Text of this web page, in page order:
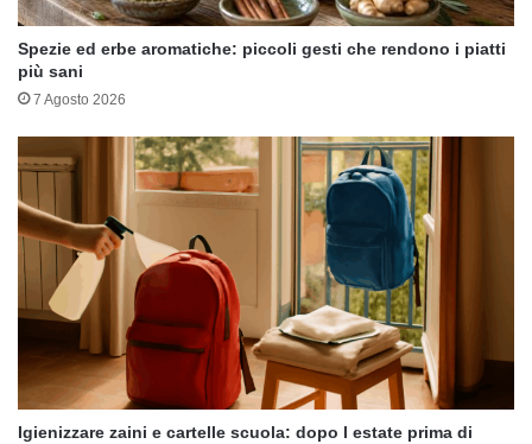
Spezie ed erbe aromatiche: piccoli gesti che rendono i piatti
più sani
7 Agosto 2026
Igienizzare zaini e cartelle scuola: dopo l estate prima di